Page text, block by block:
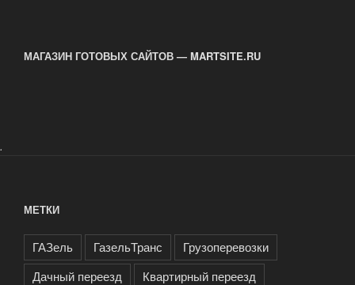
МАГАЗИН ГОТОВЫХ САЙТОВ — MARTSITE.RU
.
МЕТКИ
ГАЗель ГазельТранс
Грузоперевозки
Дачный переезд
Квартирный переезд